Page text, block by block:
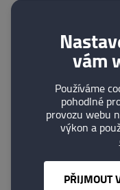
07. 07. 2026
muzea
vám
Používáme
pohodlné
provozu webu
výkon a
PŘIJMOUT